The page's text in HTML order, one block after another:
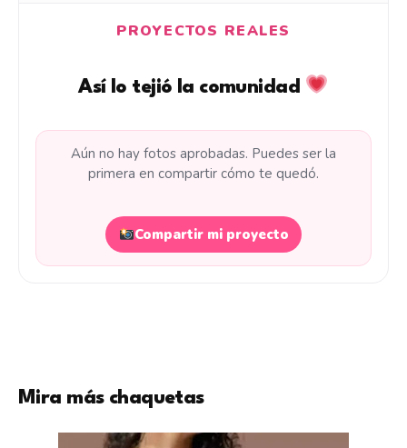
PROYECTOS REALES
Así lo tejió la comunidad
Aún no hay fotos aprobadas. Puedes ser la
primera en compartir cómo te quedó.
Compartir mi proyecto
Mira más chaquetas